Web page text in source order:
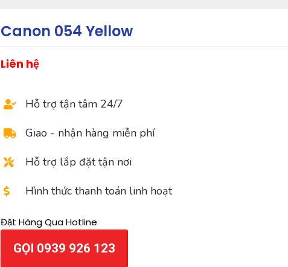
Canon 054 Yellow
Liên hệ
Hỗ trợ tận tâm 24/7
Giao - nhận hàng miễn phí
Hỗ trợ lắp đặt tận nơi
Hình thức thanh toán linh hoạt
Đặt Hàng Qua Hotline
GỌI 0939 926 123